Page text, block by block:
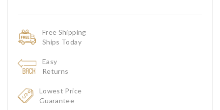
Free Shipping
Ships Today
Easy
Returns
Lowest Price
Guarantee